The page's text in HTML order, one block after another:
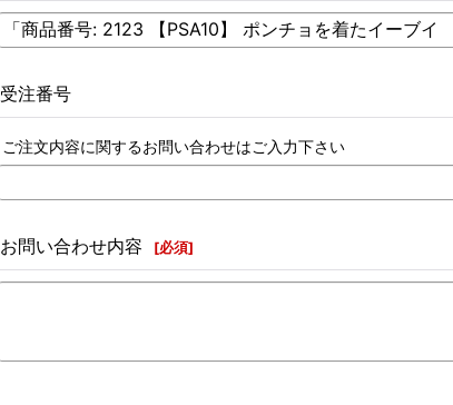
受注番号
ご注文内容に関するお問い合わせはご入力下さい
お問い合わせ内容 [必須]